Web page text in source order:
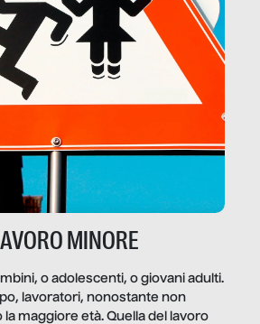
MINORE
o adolescenti, o giovani adulti.
lavoratori, nonostante non
maggiore età. Quella del lavoro